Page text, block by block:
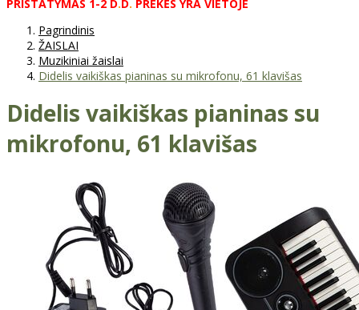
PRISTATYMAS 1-2 D. D. PREKĖS YRA VIETOJE
Pagrindinis
ŽAISLAI
Muzikiniai žaislai
Didelis vaikiškas pianinas su mikrofonu, 61 klavišas
Didelis vaikiškas pianinas su
mikrofonu, 61 klavišas